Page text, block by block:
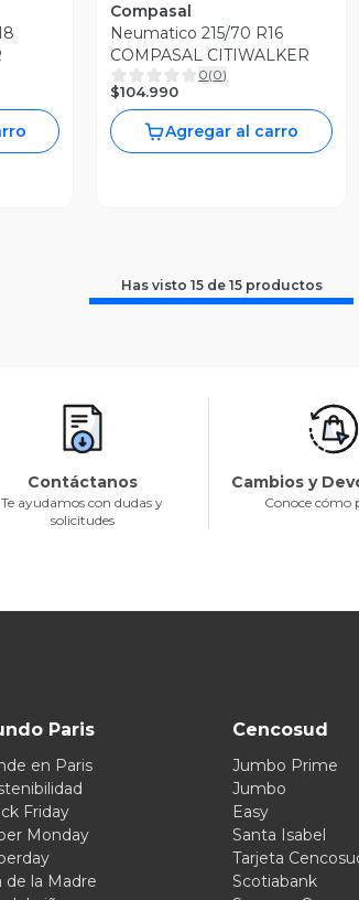
Compasal
Neumatico 215/70 R16
COMPASAL CITIWALKER
0(0)
$104.990
Agregar al carro
Has visto 15de 15 productos
Contáctanos
Te ayudamos con dudas y
solicitudes
Cambios y
Conoce cómo
Paris
en Paris
Friday
Monday
de la Madre
Cencosud
Jumbo Prime
Jumbo
Easy
Santa Isabel
Tarjeta
Scotiabank